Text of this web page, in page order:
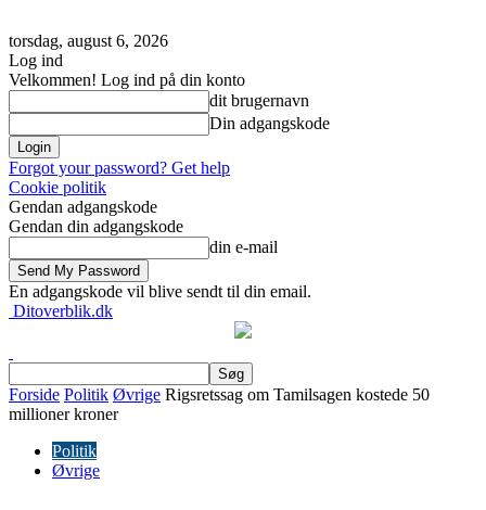
torsdag, august 6, 2026
Log ind
Velkommen! Log ind på din konto
dit brugernavn
Din adgangskode
Forgot your password? Get help
Cookie politik
Gendan adgangskode
Gendan din adgangskode
din e-mail
En adgangskode vil blive sendt til din email.
Ditoverblik.dk
Forside Politik Øvrige Rigsretssag om Tamilsagen kostede 50
millioner kroner
Politik
Øvrige